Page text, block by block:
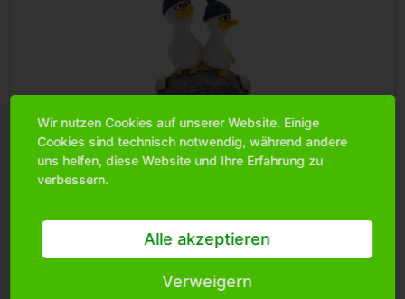
Poly Möwen auf Stein, Comic-Stil mit blauer...
melden Sie sich an, um mehr Informationen über das
Wir nutzen Cookies auf unserer Website. Einige
Cookies sind technisch notwendig, während andere
uns helfen, diese Website und Ihre Erfahrung zu
verbessern.
Alle akzeptieren
Verweigern